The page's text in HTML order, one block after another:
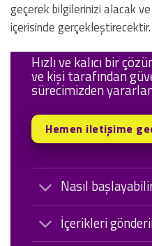
geçerek bilgilerinizi alacak ve
içerisinde gerçekleştirecektir.
Nasıl
İçerikleri
Hızlı ve kalıcı bir
ve kişi tarafından
sürecimizden
Hemen iletişime